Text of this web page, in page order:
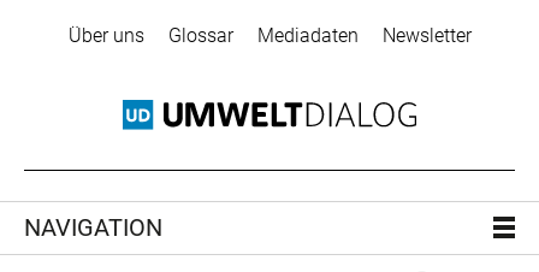
Über uns Glossar Mediadaten Newsletter
NAVIGATION